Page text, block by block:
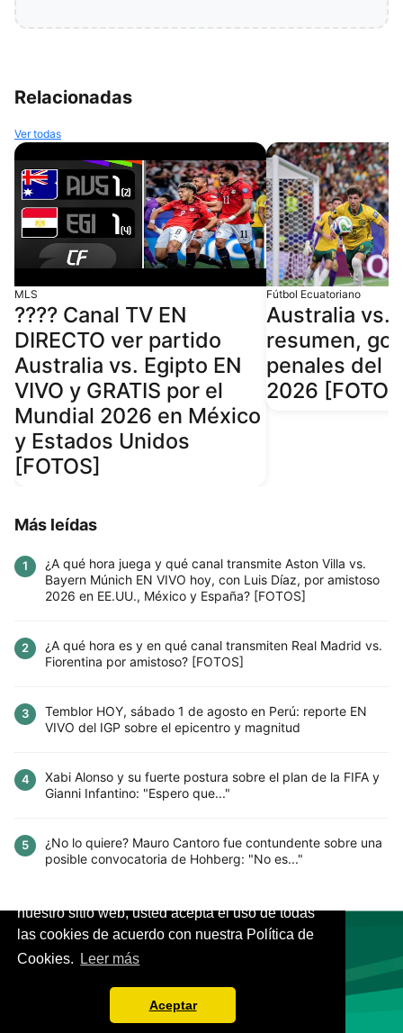
Este sitio utiliza cookies para mejorar la
nuestro sitio web, usted acepta el uso de todas
las cookies de acuerdo con nuestra Política de
Cookies.
Leer más
Aceptar
Relacionadas
Ver todas
MLS
???? Canal TV EN
DIRECTO ver partido
Australia vs. Egipto EN
VIVO y GRATIS por el
Mundial 2026 en México
y Estados Unidos
[FOTOS]
Fútbol Ecuatoriano
Australia vs.
resumen,
penales del
2026
Más leídas
1
¿A qué hora juega y qué canal transmite Aston Villa vs.
Bayern Múnich EN VIVO hoy, con Luis Díaz, por amistoso
2026 en EE.UU., México y España? [FOTOS]
2
¿A qué hora es y en qué canal transmiten Real Madrid vs.
Fiorentina por amistoso? [FOTOS]
3
Temblor HOY, sábado 1 de agosto en Perú: reporte EN
VIVO del IGP sobre el epicentro y magnitud
4
Xabi Alonso y su fuerte postura sobre el plan de la FIFA y
Gianni Infantino: "Espero que..."
5
¿No lo quiere? Mauro Cantoro fue contundente sobre una
posible convocatoria de Hohberg: "No es..."